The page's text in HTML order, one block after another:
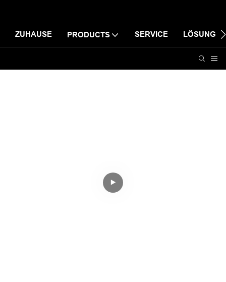
ZUHAUSE PRODUCTS SERVICE LÖSUNG